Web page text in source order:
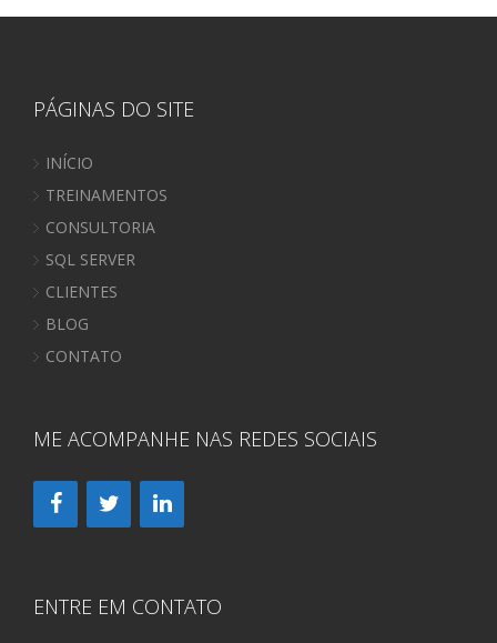
PÁGINAS DO SITE
INÍCIO
TREINAMENTOS
CONSULTORIA
SQL SERVER
CLIENTES
BLOG
CONTATO
ME ACOMPANHE NAS REDES SOCIAIS
ENTRE EM CONTATO